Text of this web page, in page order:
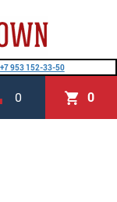
+7 953 152-33-50
0 0